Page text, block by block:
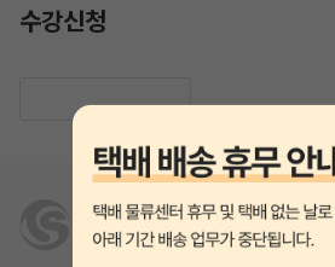
수강신청